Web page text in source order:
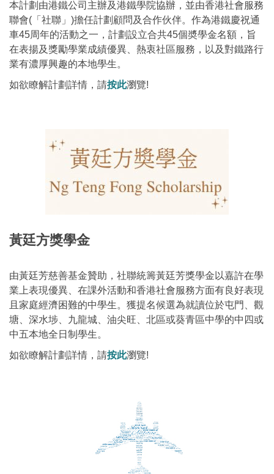
本計劃由港鐵公司主辦及港鐵學院協辦，並由香港社會服務
聯會(「社聯」)擔任計劃顧問及合作伙伴。作為港鐵慶祝通
車45周年的活動之一，計劃設立合共45個奬學金名額，旨
在表揚及獎勵學業成績優異、熱衷社區服務，以及對鐵路行
業有濃厚興趣的本地學生。
如欲瞭解計劃詳情，請按此瀏覽!
黃廷方獎學金
由黃廷芳慈善基金贊助，社聯統籌黃廷芳獎學金以嘉許在學
業上表現優異、在課外活動和香港社會服務方面有良好表現
且家庭經濟困難的中學生。獲提名候選為就讀位於屯門、觀
塘、深水埗、九龍城、油尖旺、北區或葵青區中學的中四或
中五本地全日制學生。
如欲瞭解計劃詳情，請按此瀏覽!